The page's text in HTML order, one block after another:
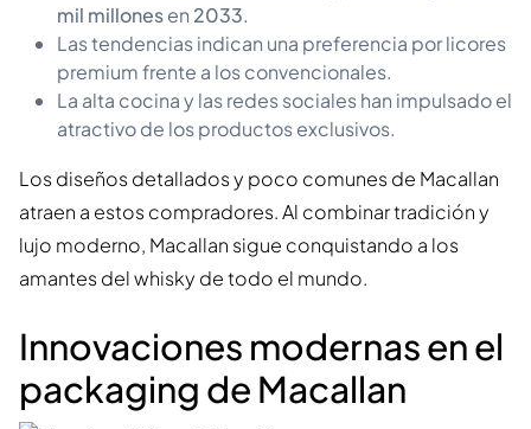
mil millonesen 2033.
Las tendencias indican una preferencia por licores
premium frente a los convencionales.
La alta cocina y las redes sociales han impulsado el
atractivo de los productos exclusivos.
Los diseños detallados y poco comunes de Macallan
atraen a estos compradores. Al combinar tradición y
lujo moderno, Macallan sigue conquistando a los
amantes del whisky de todo el mundo.
Innovaciones modernas en el
packaging de Macallan